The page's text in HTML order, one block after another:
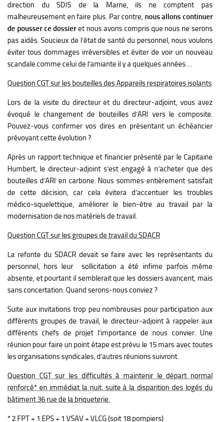
direction du SDIS de la Marne, ils ne comptent pas
malheureusement en faire plus. Par contre, nous allons continuer
de pousser ce dossieret nous avons compris que nous ne serons
pas aidés. Soucieux de l’état de santé du personnel, nous voulons
éviter tous dommages irréversibles et éviter de voir un nouveau
scandale comme celui de l’amiante il y a quelques années …
Question CGT sur les bouteilles des Appareils respiratoires isolants
Lors de la visite du directeur et du directeur-adjoint, vous avez
évoqué le changement de bouteilles d’ARI vers le composite.
Pouvez-vous confirmer vos dires en présentant un échéancier
prévoyant cette évolution ?
Après un rapport technique et financier présenté par le Capitaine
Humbert, le directeur-adjoint s’est engagé à n’acheter que des
bouteilles d’ARI en carbone. Nous sommes entièrement satisfait
de cette décision, car cela évitera d’accentuer les troubles
médico-squelettique, améliorer le bien-être au travail par la
modernisation de nos matériels de travail.
Question CGT sur les groupes de travail du SDACR
La refonte du SDACR devait se faire avec les représentants du
personnel, hors leur sollicitation a été infime parfois même
absente, et pourtant il semblerait que les dossiers avancent, mais
sans concertation. Quand serons-nous conviez ?
Suite aux invitations trop peu nombreuses pour participation aux
différents groupes de travail, le directeur-adjoint à rappeler aux
différents chefs de projet l’importance de nous convier. Une
réunion pour faire un point étape est prévu le 15 mars avec toutes
les organisations syndicales, d’autres réunions suivront.
Question CGT sur les difficultés à maintenir le départ normal
renforcé* en immédiat la nuit, suite à la disparition des logés du
bâtiment 36 rue de la briqueterie.
* 2 FPT + 1 EPS + 1 VSAV + VLCG (soit 18 pompiers)